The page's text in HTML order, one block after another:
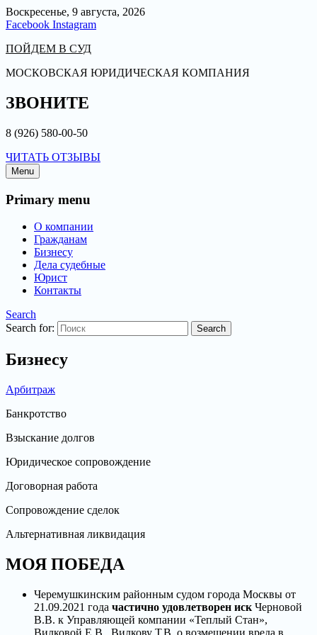
Воскресенье, 9 августа, 2026
Facebook Instagram
ПОЙДЕМ В СУД
МОСКОВСКАЯ ЮРИДИЧЕСКАЯ КОМПАНИЯ
ЗВОНИТЕ
8 (926) 580-00-50
ЧИТАТЬ ОТЗЫВЫ
Menu
Primary menu
О компании
Гражданам
Бизнесу
Дела судебные
Юрист
Контакты
Search
Search for:
Бизнесу
Арбитраж
Банкротство
Взыскание долгов
Юридическое сопровождение
Договорная работа
Сопровождение сделок
Альтернативная ликвидация
МОЯ ПОБЕДА
Черемушкинским районным судом города Москвы от
21.09.2021 года частично удовлетворен иск Черновой
В.В. к Управляющей компании «Теплый Стан»,
Вилковой Е.В., Вилкову Т.В. о возмещении вреда в